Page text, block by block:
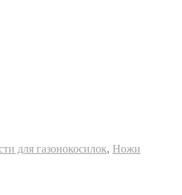
для газонокосилок, Ножи